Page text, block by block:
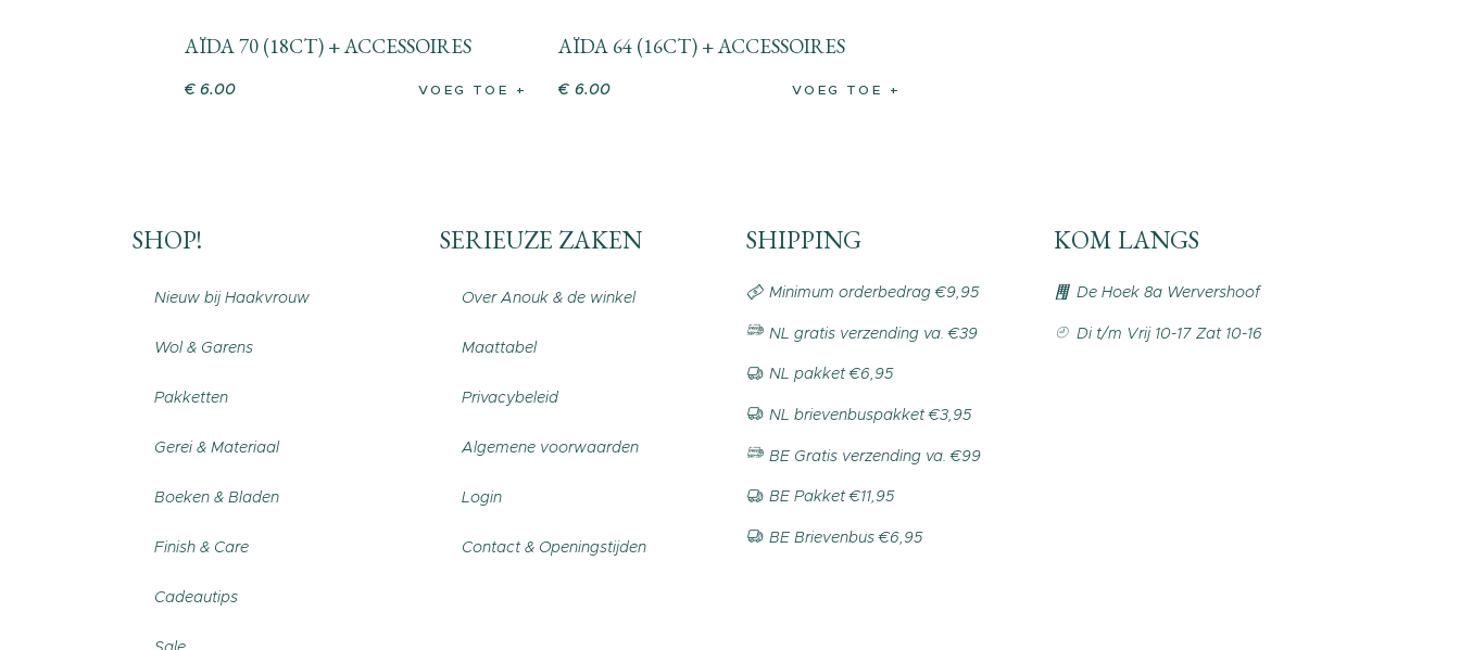
AÏDA 70 (18CT) + ACCESSOIRES
€ 6.00 VOEG TOE
AÏDA 64 (16CT) + ACCESSOIRES
€ 6.00 VOEG TOE
SHOP!
Nieuw bij Haakvrouw
Wol & Garens
Pakketten
Gerei & Materiaal
Boeken & Bladen
Finish & Care
Cadeautips
SERIEUZE ZAKEN
Over Anouk & de winkel
Maattabel
Privacybeleid
Algemene voorwaarden
Login
Contact & Openingstijden
SHIPPING
Minimum orderbedrag €9,95
NL gratis verzending va. €39
NL pakket €6,95
NL brievenbuspakket €3,95
BE Gratis verzending va. €99
BE Pakket €11,95
BE Brievenbus €6,95
KOM LANGS
De Hoek 8a Wervershoof
Di t/m Vrij 10-17 Zat 10-16